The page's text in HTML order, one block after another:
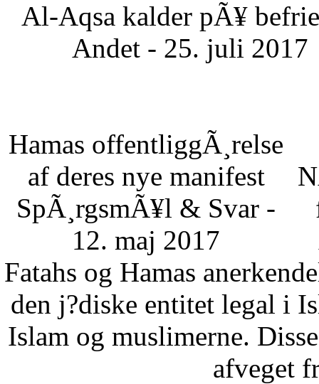
Al-Aqsa kalder pÃ¥
Andet - 25. juli 2017
Hamas offentliggÃ¸relse
af deres nye manifest
SpÃ¸rgsmÃ¥l & Svar -
12. maj 2017
Fatahs og Hamas
den j?diske entitet legal i
Islam og muslimerne.
afveget